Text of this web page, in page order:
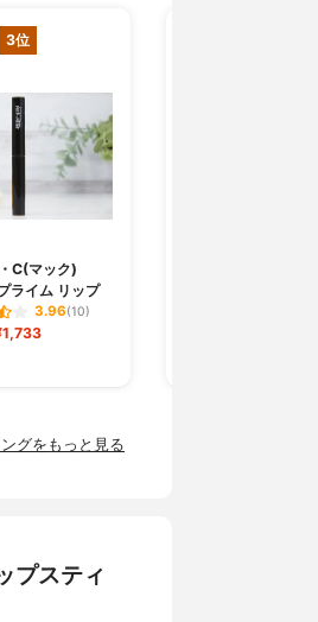
3位
C(マック)
ライム リップ
3.96(10)
グをもっと見る
プスティ